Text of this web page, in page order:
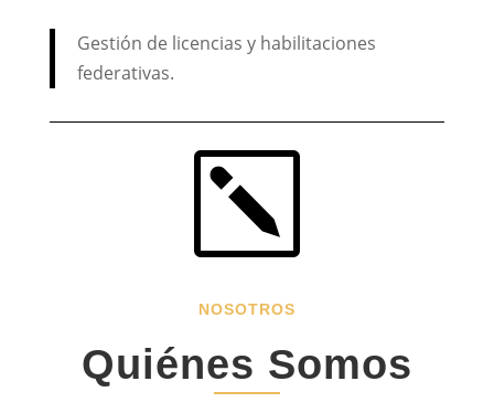
Gestión de licencias y habilitaciones
federativas.
k
NOSOTROS
Quiénes Somos